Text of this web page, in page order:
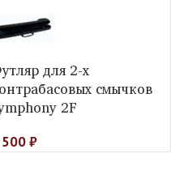
для 2-х
смычков
2F
₽